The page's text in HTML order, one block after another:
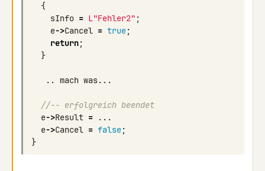
{
sInfo = L"Fehler2" ;
e->Cancel = true;
return;
}
.. mach was...
//-- erfolgreich beendet
e->Result =
...
e->Cancel = false;
}